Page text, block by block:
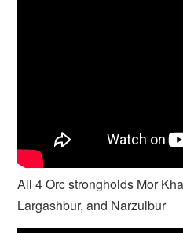
All 4 Orc strongholds Mor
Largashbur, and Narzulbur